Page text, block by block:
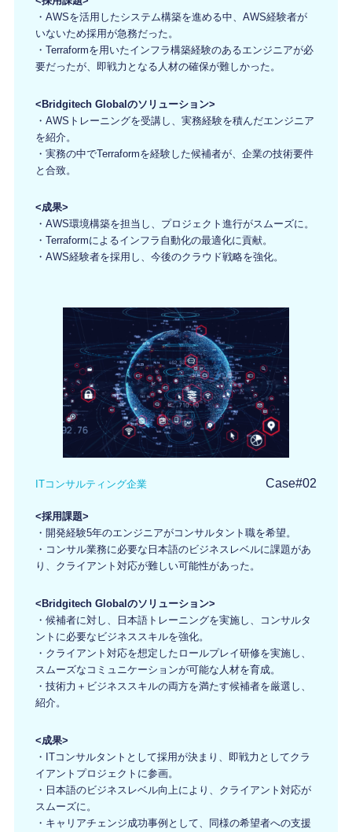
・AWSを活用したシステム構築を進める中、AWS経験者が
いないため採用が急務だった。
・Terraformを用いたインフラ構築経験のあるエンジニアが必
要だったが、即戦力となる人材の確保が難しかった。
<Bridgitech Globalのソリューション>
・AWSトレーニングを受講し、実務経験を積んだエンジニア
を紹介。
・実務の中でTerraformを経験した候補者が、企業の技術要件
と合致。
<成果>
・AWS環境構築を担当し、プロジェクト進行がスムーズに。
・Terraformによるインフラ自動化の最適化に貢献。
・AWS経験者を採用し、今後のクラウド戦略を強化。
ITコンサルティング企業 Case#02
<採用課題>
・開発経験5年のエンジニアがコンサルタント職を希望。
・コンサル業務に必要な日本語のビジネスレベルに課題があ
り、クライアント対応が難しい可能性があった。
<Bridgitech Globalのソリューション>
・候補者に対し、日本語トレーニングを実施し、コンサルタ
ントに必要なビジネススキルを強化。
・クライアント対応を想定したロールプレイ研修を実施し、
スムーズなコミュニケーションが可能な人材を育成。
・技術力＋ビジネススキルの両方を満たす候補者を厳選し、
紹介。
<成果>
・ITコンサルタントとして採用が決まり、即戦力としてクラ
イアントプロジェクトに参画。
・日本語のビジネスレベル向上により、クライアント対応が
スムーズに。
・キャリアチェンジ成功事例として、同様の希望者への支援